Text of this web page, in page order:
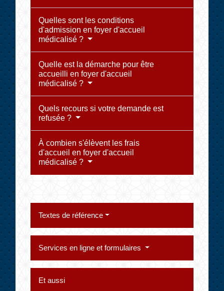
Quelles sont les conditions
d'admission en foyer d'accueil
médicalisé ?
Quelle est la démarche pour être
accueilli en foyer d'accueil
médicalisé ?
Quels recours si votre demande est
refusée ?
À combien s'élèvent les frais
d'accueil en foyer d'accueil
médicalisé ?
Textes de référence
Services en ligne et formulaires
Et aussi